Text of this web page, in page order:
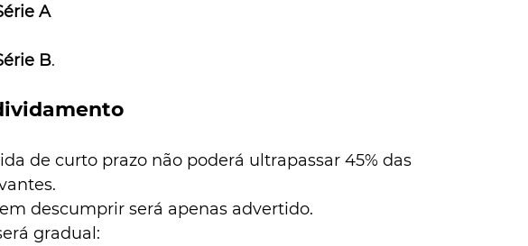
A
B.
de curto prazo não poderá ultrapassar 45% das
descumprir será apenas advertido.
gradual: